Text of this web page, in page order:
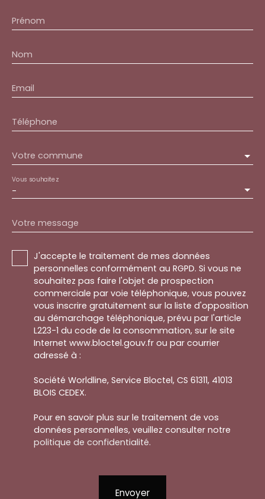
Prénom
Nom
Email
Téléphone
Votre commune
-
Vous souhaitez
Votre message
J'accepte le traitement de mes données
personnelles conformément au RGPD. Si vous ne
souhaitez pas faire l'objet de prospection
commerciale par voie téléphonique, vous pouvez
vous inscrire gratuitement sur la liste d'opposition
au démarchage téléphonique, prévu par l'article
L223-1 du code de la consommation, sur le site
Internet www.bloctel.gouv.fr ou par courrier
adressé à :
Société Worldline, Service Bloctel, CS 61311, 41013
BLOIS CEDEX.
Pour en savoir plus sur le traitement de vos
données personnelles, veuillez consulter notre
politique de confidentialité.
Envoyer